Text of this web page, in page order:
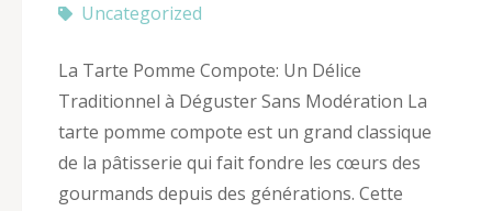
Uncategorized
La Tarte Pomme Compote: Un Délice
Traditionnel à Déguster Sans Modération La
tarte pomme compote est un grand classique
de la pâtisserie qui fait fondre les cœurs des
gourmands depuis des générations. Cette